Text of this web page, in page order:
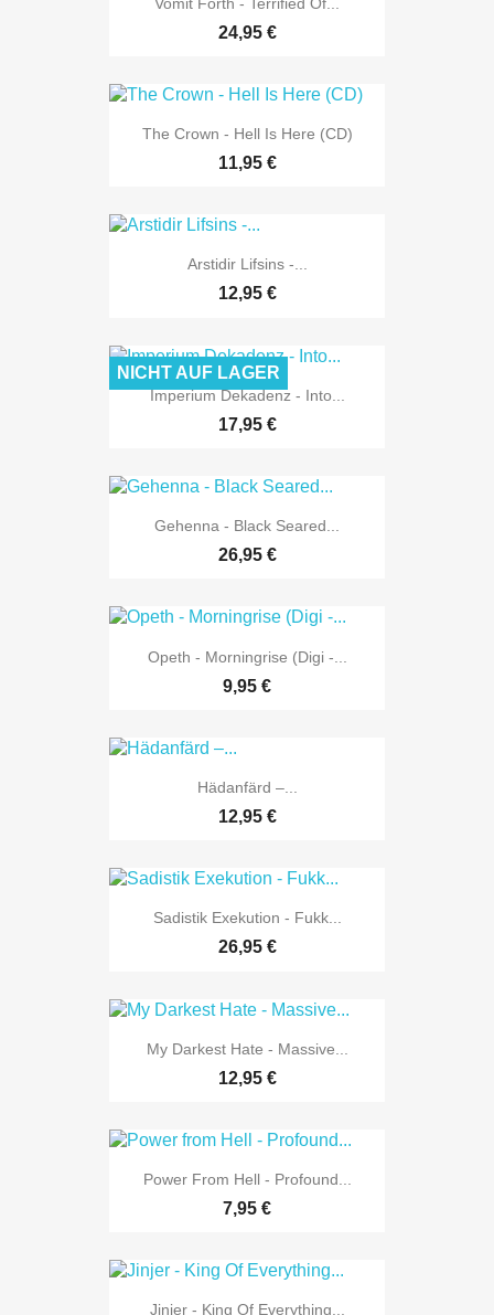
24,95 €
The Crown - Hell Is Here (CD)
11,95 €
Arstidir Lifsins -...
12,95 €
Imperium Dekadenz - Into...
17,95 €
NICHT AUF LAGER
Gehenna - Black Seared...
26,95 €
Opeth - Morningrise (Digi -...
9,95 €
Hädanfärd ‎–...
12,95 €
Sadistik Exekution - Fukk...
26,95 €
My Darkest Hate - Massive...
12,95 €
Power From Hell - Profound...
7,95 €
Jinjer - King Of Everything...